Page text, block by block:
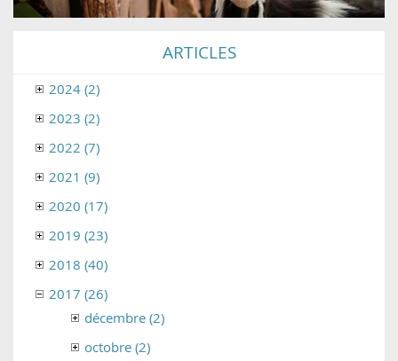
ARTICLES
2024 (2)
2023 (2)
2022 (7)
2021 (9)
2020 (17)
2019 (23)
2018 (40)
2017 (26)
décembre (2)
octobre (2)